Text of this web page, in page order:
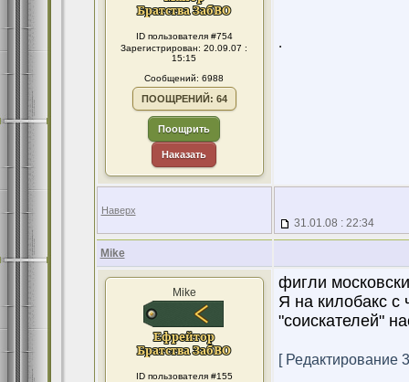
ID пользователя #754
Зарегистрирован: 20.09.07 :
15:15
Сообщений: 6988
ПООЩРЕНИЙ: 64
Поощрить
Наказать
.
Наверх
31.01.08 : 22:34
Mike
Mike
ID пользователя #155
фигли
Я на килобакс с
"соискателей"
[ Редактирование